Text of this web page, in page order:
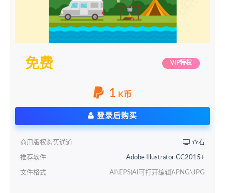
免费 VIP特权
1 K币
登录后购买
商用版权购买通道 查看
推荐软件 Adobe Illustrator CC2015+
文件格式 AI\EPS(AI可打开编辑)\PNG\JPG